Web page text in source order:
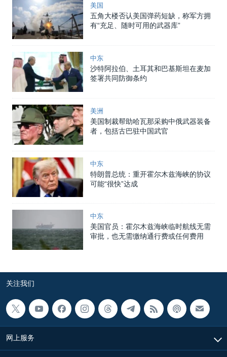
美国
五角大楼否认美国弹药短缺，称军方拥
有“充足、随时可用的武器库”
中东
沙特阿拉伯、土耳其和巴基斯坦在麦加
签署共同防御条约
美洲
美国制裁帮助哈瓦那采购中俄武器装备
者，包括古巴驻中国武官
中东
特朗普总统：重开霍尔木兹海峡的协议
可能“很快”达成
中东
美国官员：霍尔木兹海峡临时航线无需
审批，也无需缴纳通行费或任何费用
关注我们
网上服务